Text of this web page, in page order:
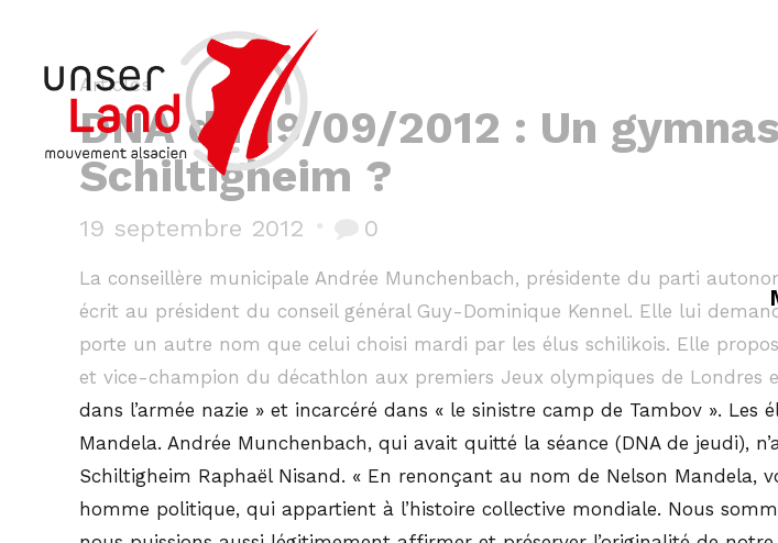
Articles
DNA du 19/09/2012 : Un
Schiltigheim ?
19 septembre 2012 0
La conseillère municipale Andrée Munchenbach, présidente du parti
écrit au président du conseil général Guy-Dominique Kennel. Elle lui
porte un autre nom que celui choisi mardi par les élus schilikois. Elle
et vice-champion du décathlon aux premiers Jeux olympiques de Londres
dans l’armée nazie » et incarcéré dans « le sinistre camp de Tambov ».
Mandela. Andrée Munchenbach, qui avait quitté la séance (DNA de jeudi),
Schiltigheim Raphaël Nisand. « En renonçant au nom de Nelson Mandela,
homme politique, qui appartient à l’histoire collective mondiale. Nous